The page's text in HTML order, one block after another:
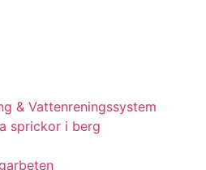
& Vattenreningssystem
sprickor i berg